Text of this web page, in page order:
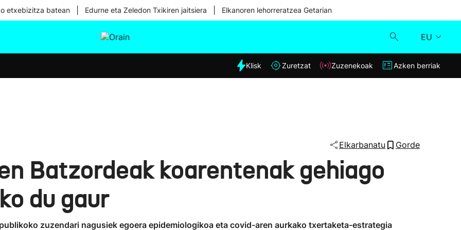
etxebizitza batean Edurne eta Zeledon Txikiren jaitsiera Elkanoren lehorreratzea Getarian
EU
Eguraldia
Klisk
Klisk Zuretzat Zuzenekoak Azken berriak
Elkarbanatu Gorde
Batzordeak koarentenak gehiago
du gaur
zuzendari nagusiek egoera epidemiologikoa eta covid-aren aurkako txertaketa-estrategia